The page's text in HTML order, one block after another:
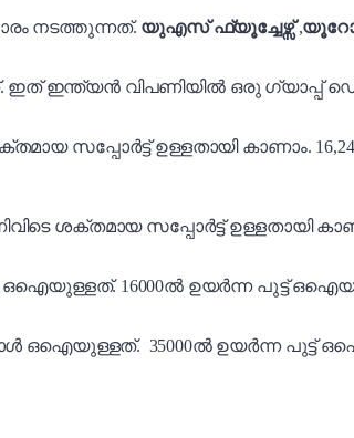
നടത്തുന്നത്. യുഎസ് ഫ്യൂച്ചേഴ്സ്,
ഇത് ഇന്ത്യൻ വിപണിയിൽ ഒരു
ശക്തമായ സപ്പോർട്ട് ഉള്ളതായി
എന്നിവിടെ ശക്തമായ സപ്പോർട്ട് ഉള്ളതായി
ഒഐയുള്ളത്. 16000ൽ ഉയർന്ന പുട്ട്
കോൾ ഒഐയുള്ളത്. 35000ൽ ഉയർന്ന പുട്ട്